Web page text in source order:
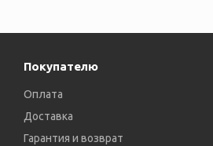
Покупателю
Оплата
Доставка
Гарантия и возврат